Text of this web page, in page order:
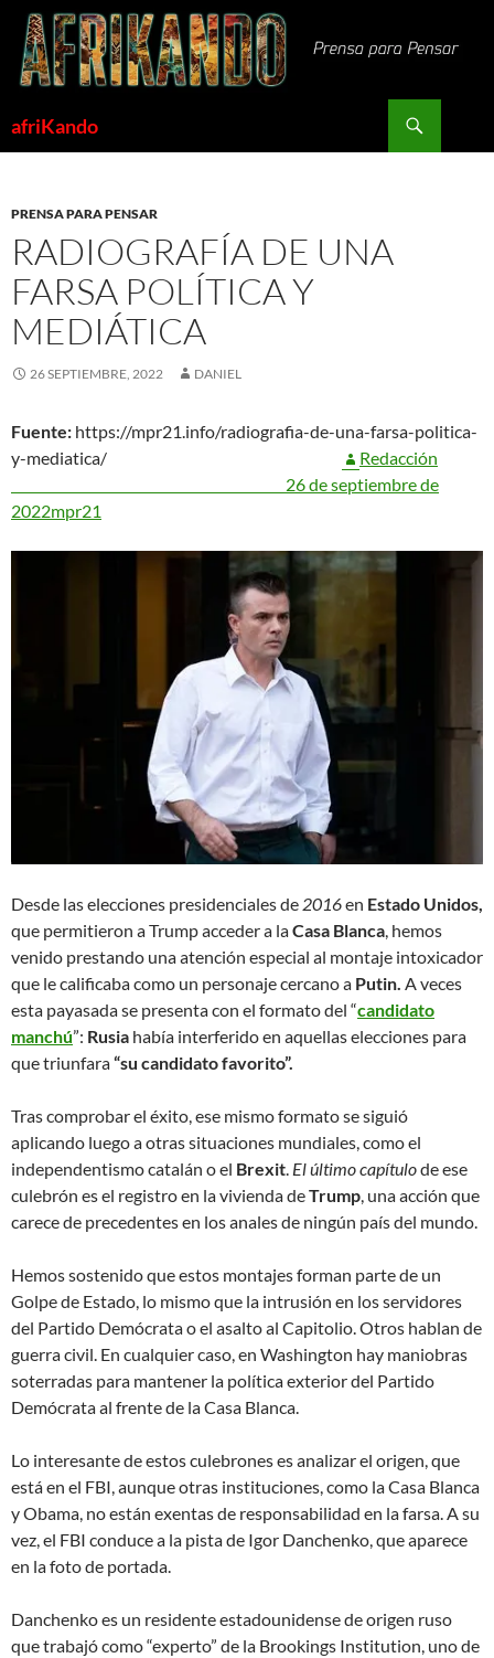
Saltar
contenido
afriKando
PRENSA PARA PENSAR
RADIOGRAFÍA DE UNA
FARSA POLÍTICA Y
MEDIÁTICA
26 SEPTIEMBRE, 2022 DANIEL
Fuente: https://mpr21.info/radiografia-de-una-farsa-politica-
y-mediatica/
Redacción
26 de septiembre de
2022mpr21
Desde las elecciones presidenciales de 2016en Estado Unidos,
que permitieron a Trump acceder a laCasa Blanca, hemos
venido prestando una atención especial al montaje intoxicador
que le calificaba como un personaje cercano a Putin. A veces
esta payasada se presenta con el formato del “candidato
manchú”: Rusia había interferido en aquellas elecciones para
que triunfara“su candidato favorito”.
Tras comprobar el éxito, ese mismo formato se siguió
aplicando luego a otras situaciones mundiales, como el
independentismo catalán o el Brexit. El último capítulode ese
culebrón es el registro en la vivienda deTrump, una acción que
carece de precedentes en los anales de ningún país del mundo.
Hemos sostenido que estos montajes forman parte de un
Golpe de Estado, lo mismo que la intrusión en los servidores
del Partido Demócrata o el asalto al Capitolio. Otros hablan de
guerra civil. En cualquier caso, en Washington hay maniobras
soterradas para mantener la política exterior del Partido
Demócrata al frente de la Casa Blanca.
Lo interesante de estos culebrones es analizar el origen, que
está en el FBI, aunque otras instituciones, como la Casa Blanca
y Obama, no están exentas de responsabilidad en la farsa. A su
vez, el FBI conduce a la pista de Igor Danchenko, que aparece
en la foto de portada.
Danchenko es un residente estadounidense de origen ruso
que trabajó como “experto” de la Brookings Institution, uno de